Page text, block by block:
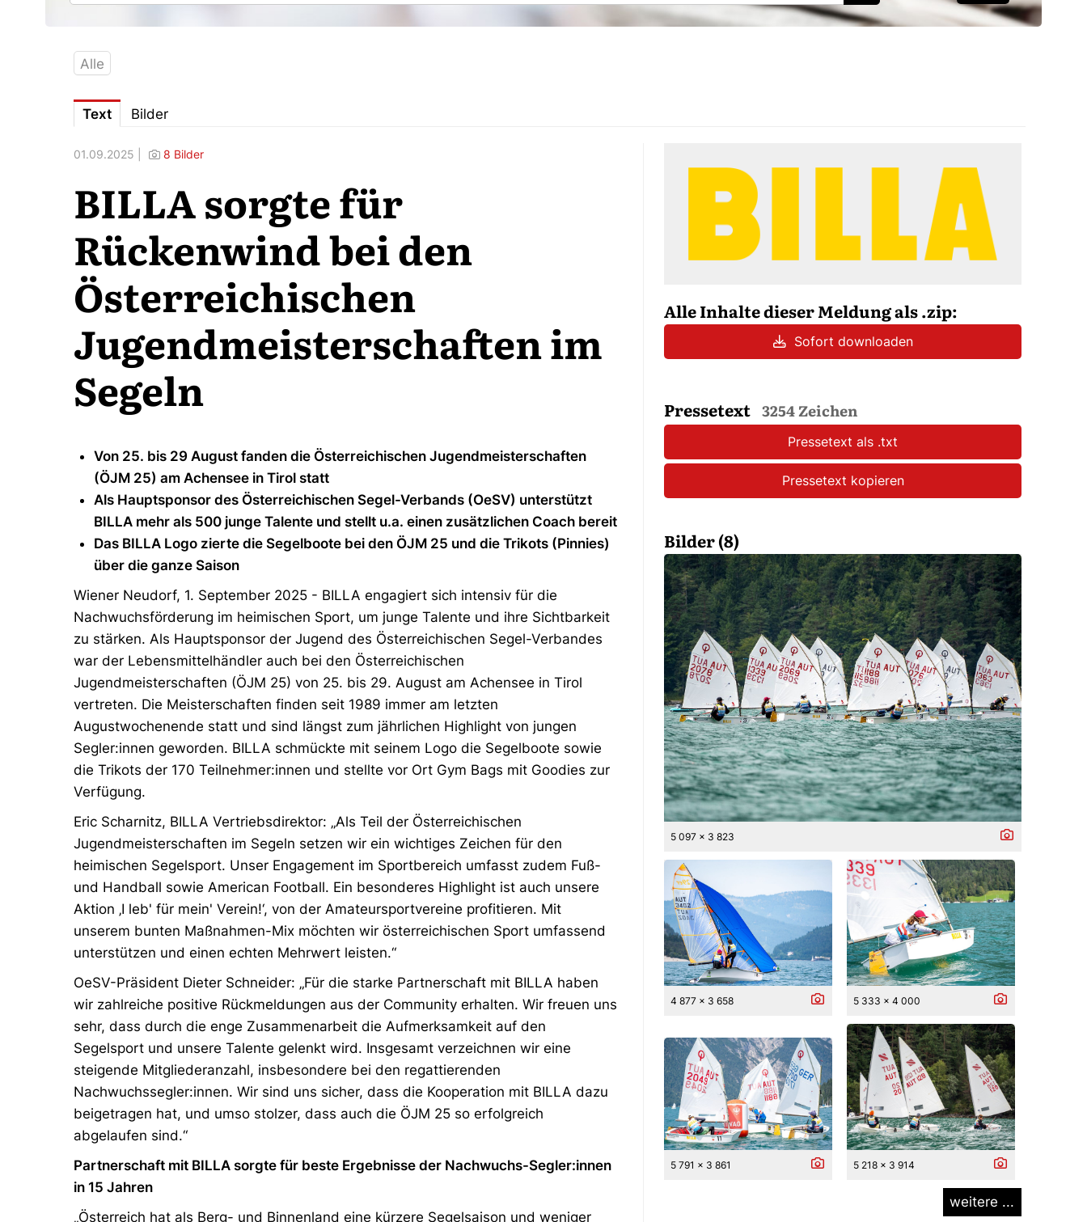
Alle
Text Bilder
01.09.2025 | 8 Bilder
BILLA sorgte für
Rückenwind bei den
Österreichischen
Jugendmeisterschaften im
Segeln
Von 25. bis 29 August fanden die Österreichischen Jugendmeisterschaften
(ÖJM 25) am Achensee in Tirol statt
Als Hauptsponsor des Österreichischen Segel-Verbands (OeSV) unterstützt
BILLA mehr als 500 junge Talente und stellt u.a. einen zusätzlichen Coach bereit
Das BILLA Logo zierte die Segelboote bei den ÖJM 25 und die Trikots (Pinnies)
über die ganze Saison
Wiener Neudorf, 1. September 2025 - BILLA engagiert sich intensiv für die
Nachwuchsförderung im heimischen Sport, um junge Talente und ihre Sichtbarkeit
zu stärken. Als Hauptsponsor der Jugend des Österreichischen Segel-Verbandes
war der Lebensmittelhändler auch bei den Österreichischen
Jugendmeisterschaften (ÖJM 25) von 25. bis 29. August am Achensee in Tirol
vertreten. Die Meisterschaften finden seit 1989 immer am letzten
Augustwochenende statt und sind längst zum jährlichen Highlight von jungen
Segler:innen geworden. BILLA schmückte mit seinem Logo die Segelboote sowie
die Trikots der 170 Teilnehmer:innen und stellte vor Ort Gym Bags mit Goodies zur
Verfügung.
Eric Scharnitz, BILLA Vertriebsdirektor: „Als Teil der Österreichischen
Jugendmeisterschaften im Segeln setzen wir ein wichtiges Zeichen für den
heimischen Segelsport. Unser Engagement im Sportbereich umfasst zudem Fuß-
und Handball sowie American Football. Ein besonderes Highlight ist auch unsere
Aktion ‚I leb' für mein' Verein!‘, von der Amateursportvereine profitieren. Mit
unserem bunten Maßnahmen-Mix möchten wir österreichischen Sport umfassend
unterstützen und einen echten Mehrwert leisten.“
OeSV-Präsident Dieter Schneider: „Für die starke Partnerschaft mit BILLA haben
wir zahlreiche positive Rückmeldungen aus der Community erhalten. Wir freuen uns
sehr, dass durch die enge Zusammenarbeit die Aufmerksamkeit auf den
Segelsport und unsere Talente gelenkt wird. Insgesamt verzeichnen wir eine
steigende Mitgliederanzahl, insbesondere bei den regattierenden
Nachwuchssegler:innen. Wir sind uns sicher, dass die Kooperation mit BILLA dazu
beigetragen hat, und umso stolzer, dass auch die ÖJM 25 so erfolgreich
abgelaufen sind.“
Partnerschaft mit BILLA sorgte für beste Ergebnisse der Nachwuchs-Segler:innen
in 15 Jahren
„Österreich hat als Berg- und Binnenland eine kürzere Segelsaison und weniger
Alle Inhalte dieser Meldung als .zip:
Sofort downloaden
Pressetext 3254 Zeichen
Pressetext als .txt
Pressetext kopieren
Bilder (8)
5 097 x 3 823
4 877 x 3 658 5 333 x 4 000
5 791 x 3 861 5 218 x 3 914
weitere ...